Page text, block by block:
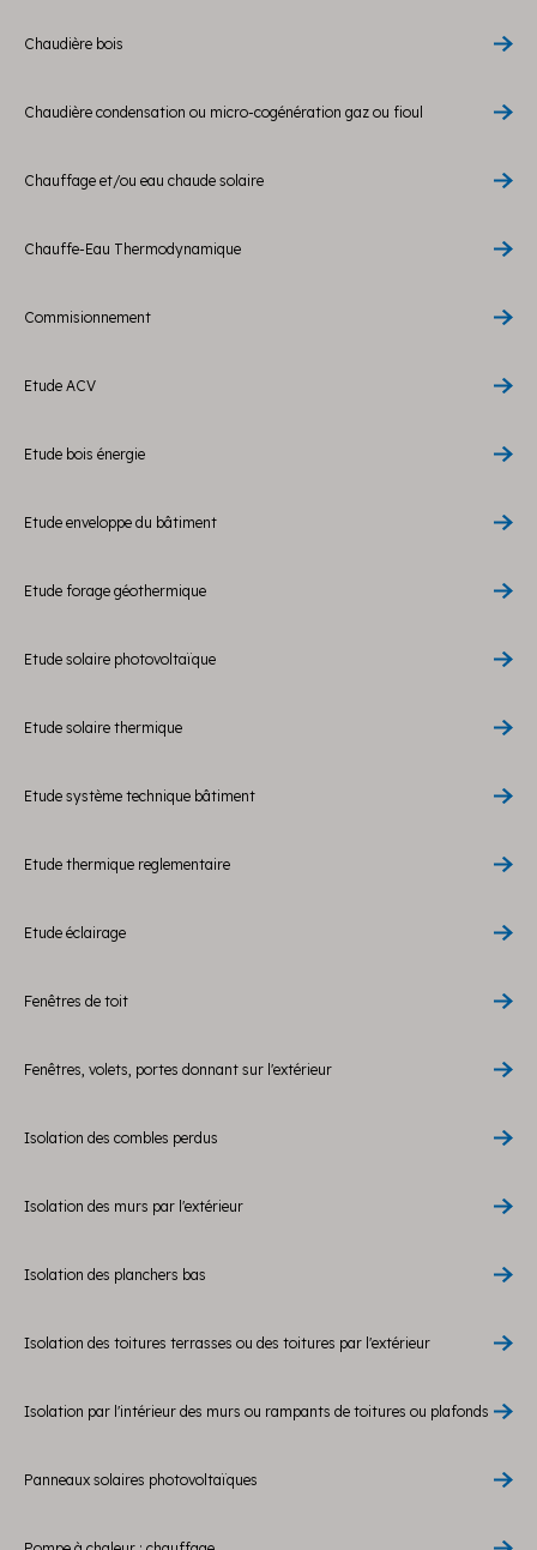
Chaudière bois
Chaudière condensation ou micro-cogénération gaz ou fioul
Chauffage et/ou eau chaude solaire
Chauffe-Eau Thermodynamique
Commisionnement
Etude ACV
Etude bois énergie
Etude enveloppe du bâtiment
Etude forage géothermique
Etude solaire photovoltaïque
Etude solaire thermique
Etude système technique bâtiment
Etude thermique reglementaire
Etude éclairage
Fenêtres de toit
Fenêtres, volets, portes donnant sur l'extérieur
Isolation des combles perdus
Isolation des murs par l'extérieur
Isolation des planchers bas
Isolation des toitures terrasses ou des toitures par l'extérieur
Isolation par l'intérieur des murs ou rampants de toitures ou plafonds
Panneaux solaires photovoltaïques